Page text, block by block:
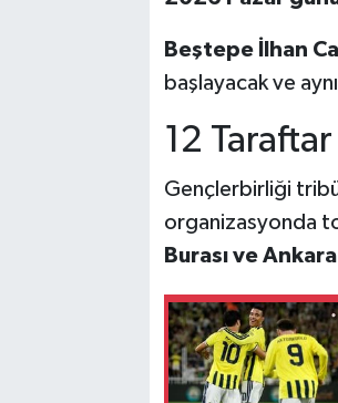
Beştepe İlhan
başlayacak ve
12
Gençlerbirliği
organizasyonda
Burası ve Ankara